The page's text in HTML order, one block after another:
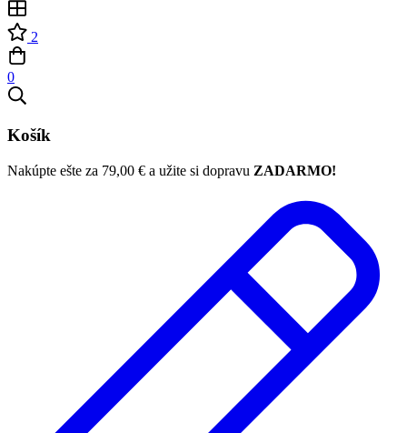
2
0
Košík
Nakúpte ešte za 79,00 € a užite si dopravu ZADARMO!